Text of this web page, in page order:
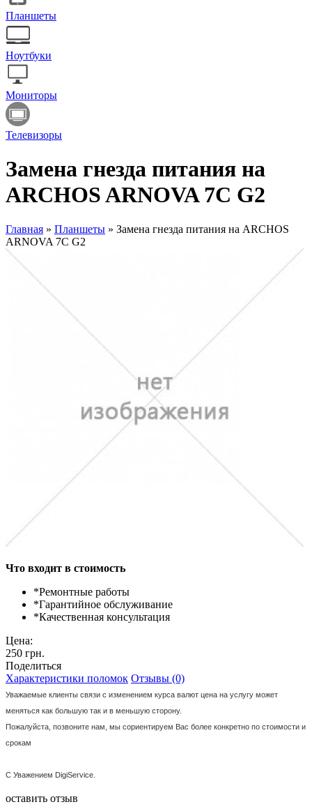
Планшеты
Ноутбуки
Мониторы
Телевизоры
Замена гнезда питания на
ARCHOS ARNOVA 7C G2
Главная » Планшеты » Замена гнезда питания на ARCHOS
ARNOVA 7C G2
Что входит в стоимость
*Ремонтные работы
*Гарантийное обслуживание
*Качественная консультация
Цена:
250 грн.
Поделиться
Характеристики поломок Отзывы (0)
Уважаемые клиенты связи с изменением курса валют цена на услугу может
меняться как большую так и в меньшую сторону.
Пожалуйста, позвоните нам, мы сориентируем Вас более конкретно по стоимости и
срокам
С Уважением DigiService.
оставить отзыв